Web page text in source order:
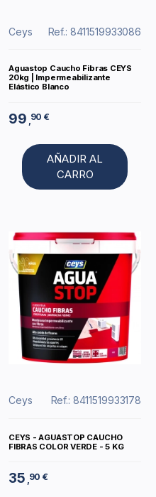
Ceys Ref.: 8411519933086
Aguastop Caucho Fibras CEYS
20kg | Impermeabilizante
Elástico Blanco
99 ,90 €
AÑADIR AL
CARRO
Ceys Ref.: 8411519933178
CEYS - AGUASTOP CAUCHO
FIBRAS COLOR VERDE - 5 KG
35 ,90 €